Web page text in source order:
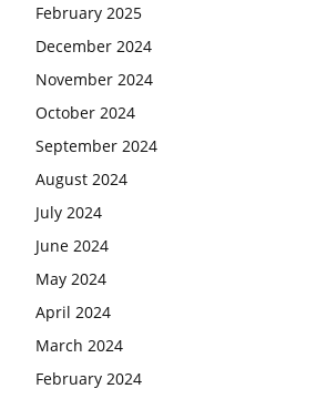
February 2025
December 2024
November 2024
October 2024
September 2024
August 2024
July 2024
June 2024
May 2024
April 2024
March 2024
February 2024